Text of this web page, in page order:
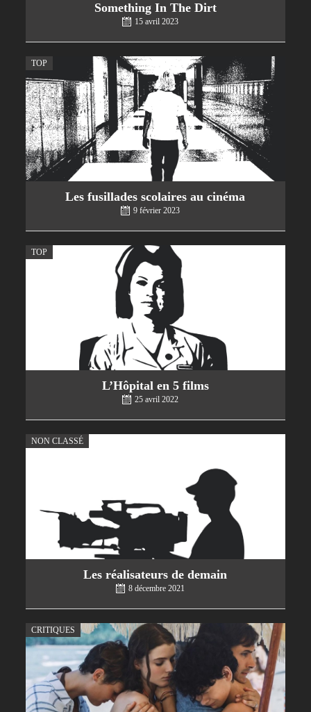
Something In The Dirt
15 avril 2023
TOP
Les fusillades scolaires au cinéma
9 février 2023
TOP
L’Hôpital en 5 films
25 avril 2022
NON CLASSÉ
Les réalisateurs de demain
8 décembre 2021
CRITIQUES